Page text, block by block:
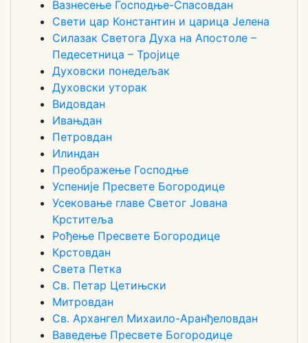
Вазнесење Господње-Спасовдан
Свети цар Константин и царица Јелена
Силазак Светога Духа на Апостоле –
Педесетница – Тројице
Духовски понедељак
Духовски уторак
Видовдан
Ивањдан
Петровдан
Илиндан
Преображење Господње
Успеније Пресвете Богородице
Усековање главе Светог Јована
Крститеља
Рођење Пресвете Богородице
Крстовдан
Света Петка
Св. Петар Цетињски
Митровдан
Св. Архангел Михаило-Аранђеловдан
Ваведење Пресвете Богородице